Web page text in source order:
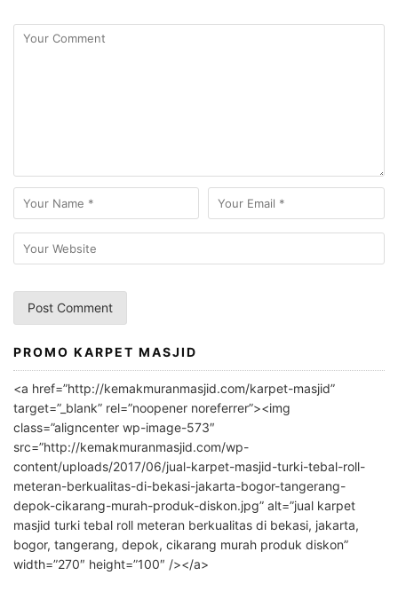
A
l
r
n
a
t
i
v
PROMO KARPET MASJID
<a href=”http://kemakmuranmasjid.com/karpet-masjid”
target=”_blank” rel=”noopener noreferrer”><img
class=”aligncenter wp-image-573″
src=”http://kemakmuranmasjid.com/wp-
content/uploads/2017/06/jual-karpet-masjid-turki-tebal-roll-
meteran-berkualitas-di-bekasi-jakarta-bogor-tangerang-
depok-cikarang-murah-produk-diskon.jpg” alt=”jual karpet
masjid turki tebal roll meteran berkualitas di bekasi, jakarta,
bogor, tangerang, depok, cikarang murah produk diskon”
width=”270″ height=”100″ /></a>